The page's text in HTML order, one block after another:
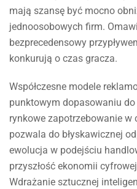
mają szansę być mocno
jednoosobowych firm.
bezprecedensowy
konkurują o czas gracza.
Współczesne modele
punktowym dopasowaniu do
rynkowe zapotrzebowanie w
pozwala do błyskawicznej
ewolucja w podejściu
przyszłość ekonomii
Wdrażanie sztucznej